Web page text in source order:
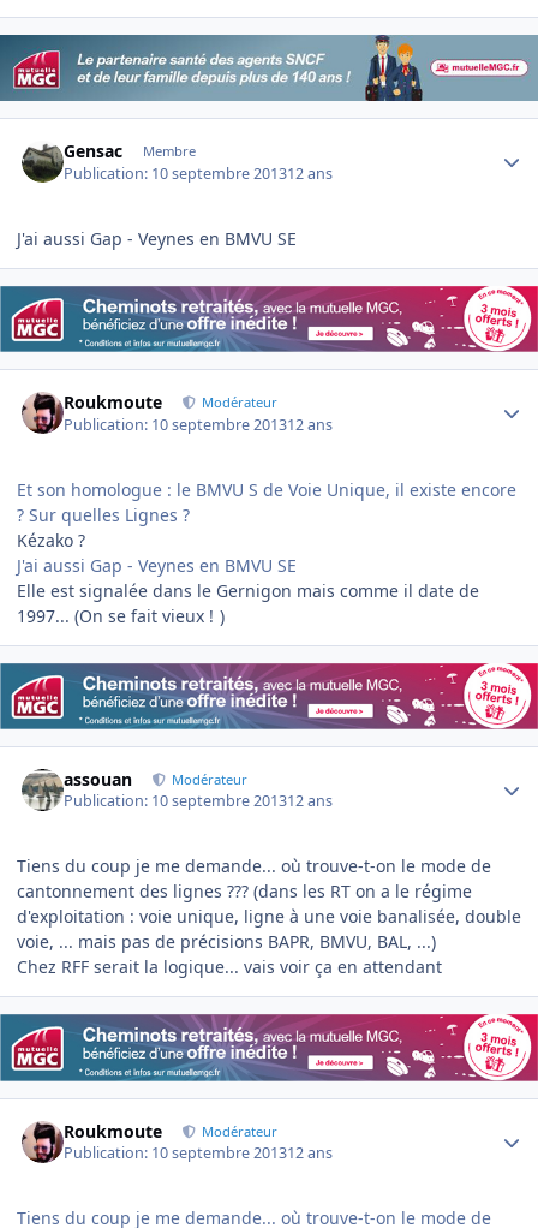
Gensac Membre
Publication: 10 septembre 201312 ans
J'ai aussi Gap - Veynes en BMVU SE
Roukmoute Modérateur
Publication: 10 septembre 201312 ans
Et son homologue : le BMVU S de Voie Unique, il existe encore
? Sur quelles Lignes ?
Kézako ?
J'ai aussi Gap - Veynes en BMVU SE
Elle est signalée dans le Gernigon mais comme il date de
1997... (On se fait vieux ! )
assouan Modérateur
Publication: 10 septembre 201312 ans
Tiens du coup je me demande... où trouve-t-on le mode de
cantonnement des lignes ??? (dans les RT on a le régime
d'exploitation : voie unique, ligne à une voie banalisée, double
voie, ... mais pas de précisions BAPR, BMVU, BAL, ...)
Chez RFF serait la logique... vais voir ça en attendant
Roukmoute Modérateur
Publication: 10 septembre 201312 ans
Tiens du coup je me demande... où trouve-t-on le mode de